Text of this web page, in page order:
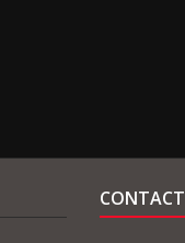
CONTACT